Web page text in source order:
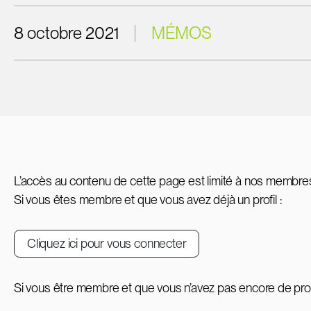
8 octobre 2021 MÉMOS
L’accès au contenu de cette page est limité à nos
Si vous êtes membre et que vous avez déjà un profil :
Cliquez ici pour vous connecter
Si vous être membre et que vous n’avez pas encore de